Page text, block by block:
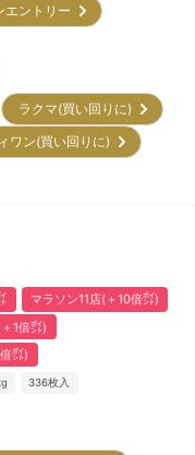
エントリー
ラクマ(買い回りに)
ワン(買い回りに)
マラソン11店(＋10倍㌽)
1倍㌽)
㌽)
336枚入